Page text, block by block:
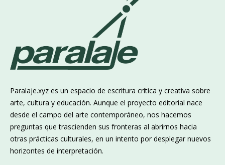
Paralaje.xyz es un espacio de escritura crítica y creativa sobre
arte, cultura y educación. Aunque el proyecto editorial nace
desde el campo del arte contemporáneo, nos hacemos
preguntas que trascienden sus fronteras al abrirnos hacia
otras prácticas culturales, en un intento por desplegar nuevos
horizontes de interpretación.